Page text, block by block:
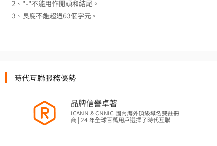
2、"-"不能用作開頭和結尾。
3、長度不能超過63個字元。
時代互聯服務優勢
品牌信譽卓著
ICANN & CNNIC 國內海外頂級域名雙註冊
商 | 24 年全球百萬用戶選擇了時代互聯